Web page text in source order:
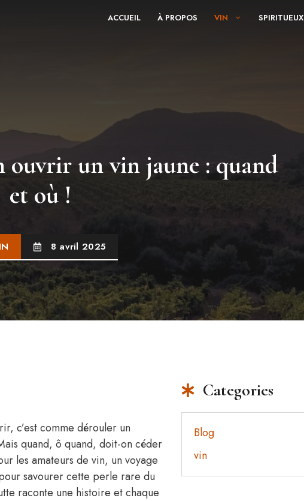
ACCUEIL À PROPOS VIN SPIRITUEUX
ouvrir un vin jaune : quand
et où !
8 avril 2025
c’est comme dérouler un
quand, ô quand, doit-on céder
les amateurs de vin, un voyage
savourer cette perle rare du
raconte une histoire et chaque
Categories
Blog
vin